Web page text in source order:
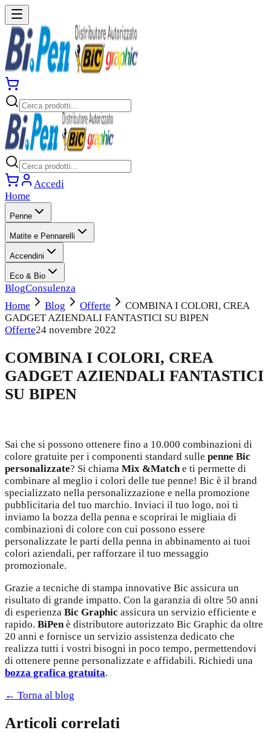
Accedi
Home
Penne
Matite e Pennarelli
Accendini
Eco & Bio
BlogConsulenza
Home
Blog Offerte
COMBINA I COLORI, CREA
GADGET AZIENDALI FANTASTICI SU BIPEN
Offerte24 novembre 2022
COMBINA I COLORI, CREA
GADGET AZIENDALI FANTASTICI
SU BIPEN
Sai che si possono ottenere fino a 10.000 combinazioni di
colore gratuite per i componenti standard sulle penne Bic
personalizzate? Si chiama Mix &Matche ti permette di
combinare al meglio i colori delle tue penne! Bic è il brand
specializzato nella personalizzazione e nella promozione
pubblicitaria del tuo marchio. Inviaci il tuo logo, noi ti
inviamo la bozza della penna e scoprirai le migliaia di
combinazioni di colore con cui possono essere
personalizzate le parti della penna in abbinamento ai tuoi
colori aziendali, per rafforzare il tuo messaggio
promozionale.
Grazie a tecniche di stampa innovative Bic assicura un
risultato di grande impatto. Con la garanzia di oltre 50 anni
di esperienza Bic Graphic assicura un servizio efficiente e
rapido. BiPenè distributore autorizzato Bic Graphic da oltre
20 anni e fornisce un servizio assistenza dedicato che
realizza tutti i vostri bisogni in poco tempo, permettendovi
di ottenere penne personalizzate e affidabili. Richiedi una
bozza grafica gratuita.
← Torna al blog
Articoli correlati